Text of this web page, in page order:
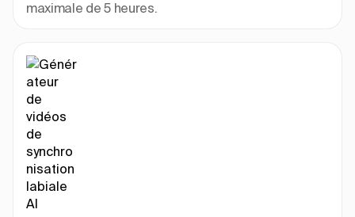
maximale de 5 heures.